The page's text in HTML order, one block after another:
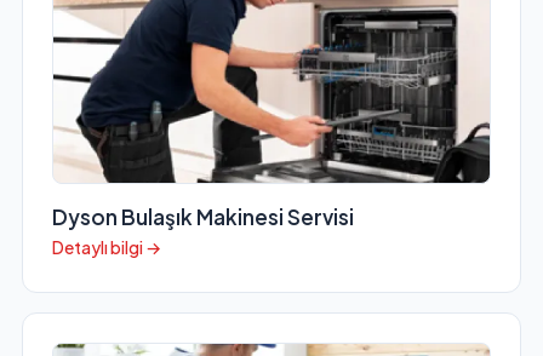
Dyson Bulaşık Makinesi Servisi
Detaylı bilgi →